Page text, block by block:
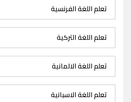
تعلم اللغة الفرنسية
تعلم اللغة التركية
تعلم اللغة الالمانية
تعلم اللغة الاسبانية